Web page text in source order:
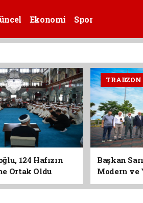
Ekonomi Spor
124 Hafızın
Ortak Oldu
TRABZON
Başkan
Modern ve
Kimliğe